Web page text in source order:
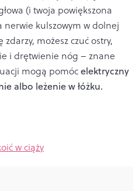
(i twoja powiększona
nerwie kulszowym w dolnej
zdarzy, możesz czuć ostry,
i drętwienie nóg – znane
mogą pomócelektryczny
albo leżenie w łóżku.
w ciąży